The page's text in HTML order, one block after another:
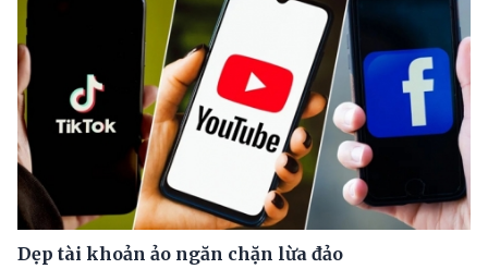
Dẹp tài khoản ảo ngăn chặn lừa đảo